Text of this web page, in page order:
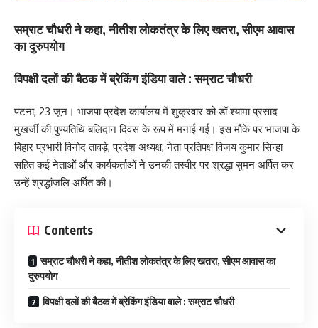
सम्राट चौधरी ने कहा, नीतीश लोकतंत्र के लिए खतरा, सीएम आवास
का दुरुपयोग
विपक्षी दलों की बैठक में ब्रेकिंग इंडिया वाले : सम्राट चौधरी
पटना, 23 जून। भाजपा प्रदेश कार्यालय में शुक्रवार को डॉ श्यामा प्रसाद
मुखर्जी की पुण्यतिथि बलिदान दिवस के रूप में मनाई गई। इस मौके पर भाजपा के
बिहार प्रभारी विनोद तावड़े, प्रदेश अध्यक्ष, नेता प्रतिपक्ष विजय कुमार सिन्हा
सहित कई नेताओं और कार्यकर्ताओं ने उनकी तस्वीर पर श्रद्धा सुमन अर्पित कर
उन्हें श्रद्धांजलि अर्पित की।
Contents
सम्राट चौधरी ने कहा, नीतीश लोकतंत्र के लिए खतरा, सीएम आवास का
दुरुपयोग
विपक्षी दलों की बैठक में ब्रेकिंग इंडिया वाले : सम्राट चौधरी